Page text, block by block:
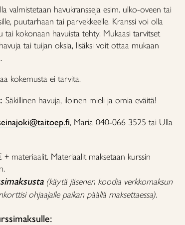
valmistetaan havukransseja esim. ulko-oveen tai
puutarhaan tai parvekkeelle. Kranssi voi olla
tai kokonaan havuista tehty. Mukaasi tarvitset
tai tuijan oksia, lisäksi voit ottaa mukaan
kokemusta ei tarvita.
Säkillinen havuja, iloinen mieli ja omia eväitä!
, Maria 040-066 3525 tai Ulla
+ materiaalit. Materiaalit maksetaan kurssin
(käytä jäsenen koodia verkkomaksun
ohjaajalle paikan päällä maksettaessa).